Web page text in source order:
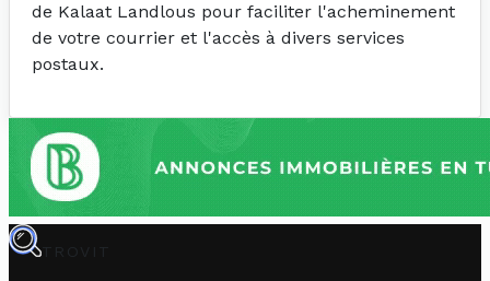
de Kalaat Landlous pour faciliter l'acheminement
de votre courrier et l'accès à divers services
postaux.
TROVIT